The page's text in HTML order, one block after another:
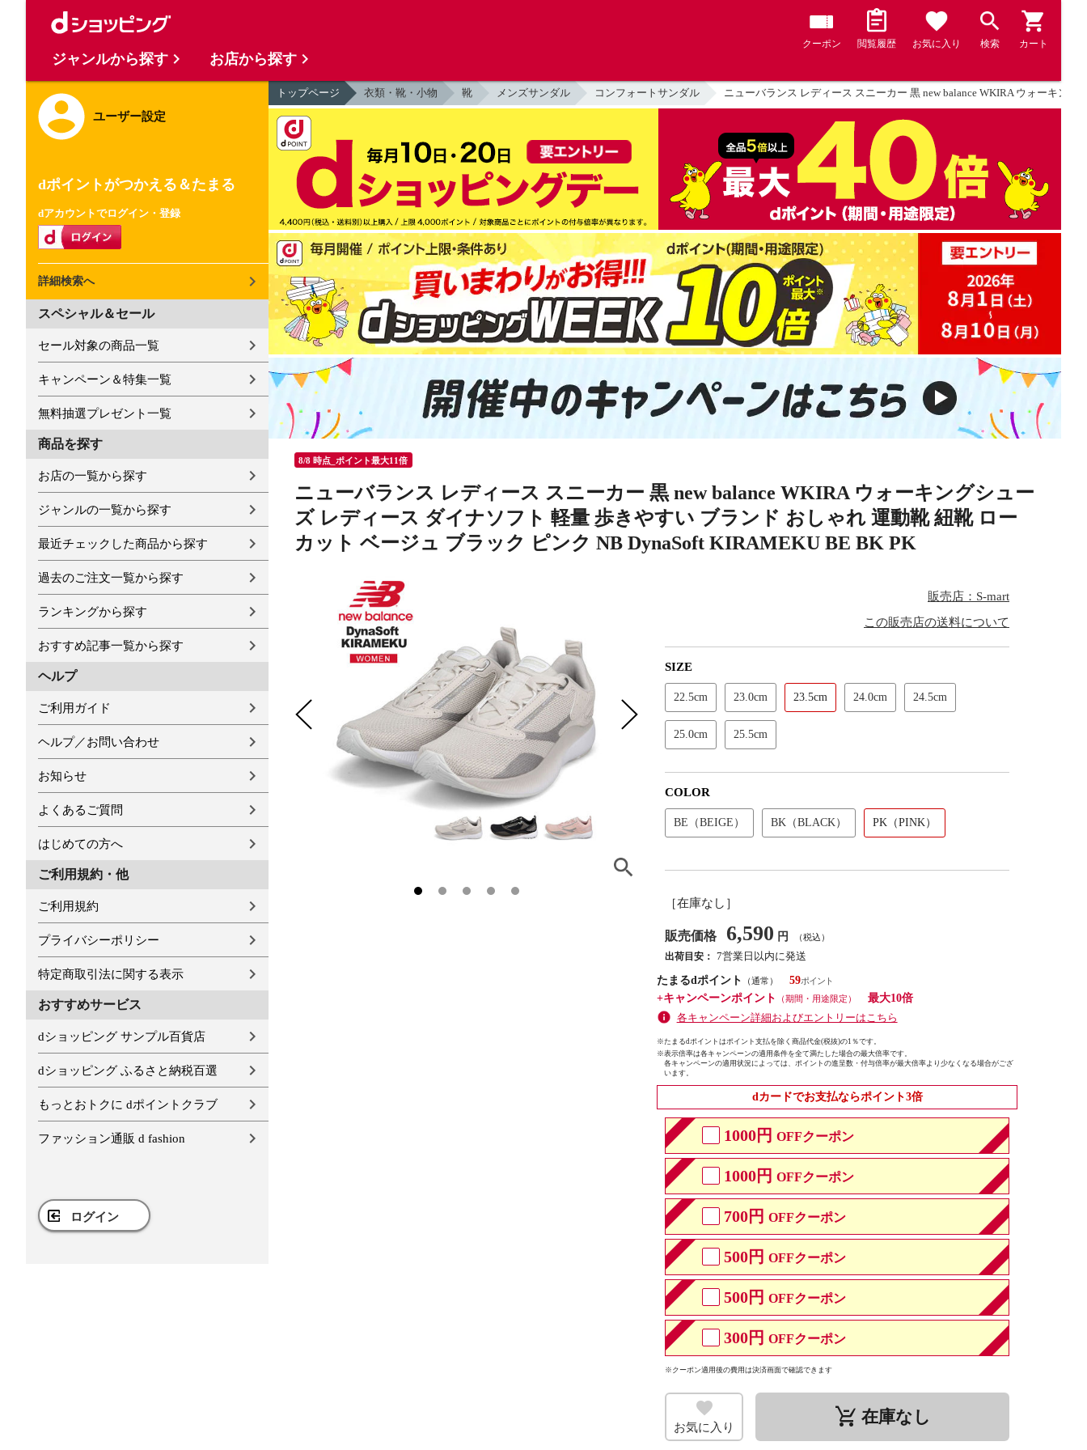
クーポン 閲覧履歴 お気に入り 検索 カート
ユーザー設定
dポイントがつかえる＆たまる
dアカウントでログイン・登録
詳細検索へ
スペシャル＆セール
セール対象の商品一覧
キャンペーン＆特集一覧
無料抽選プレゼント一覧
商品を探す
お店の一覧から探す
ジャンルの一覧から探す
最近チェックした商品から探す
過去のご注文一覧から探す
ランキングから探す
おすすめ記事一覧から探す
ヘルプ
ご利用ガイド
ヘルプ／お問い合わせ
お知らせ
よくあるご質問
はじめての方へ
ご利用規約・他
ご利用規約
プライバシーポリシー
特定商取引法に関する表示
おすすめサービス
dショッピング サンプル百貨店
dショッピング ふるさと納税百選
もっとおトクに dポイントクラブ
ファッション通販 d fashion
ログイン
トップページ 衣類・靴・小物 靴 メンズサンダル コンフォートサンダル ニューバランス レディース スニーカー 黒 new balance WKIRA ウォーキン
8/8 時点_ポイント最大11倍
ニューバランス レディース スニーカー 黒 new balance WKIRA ウォーキングシュー
ズ レディース ダイナソフト 軽量 歩きやすい ブランド おしゃれ 運動靴 紐靴 ロー
カット ベージュ ブラック ピンク NB DynaSoft KIRAMEKU BE BK PK
販売店：S-mart
この販売店の送料について
SIZE
22.5cm 23.0cm 23.5cm 24.0cm 24.5cm
25.0cm 25.5cm
COLOR
BE（BEIGE） BK（BLACK） PK（PINK）
［在庫なし］
販売価格 6,590 円 （税込）
出荷目安： 7営業日以内に発送
たまるdポイント
（通常）
59
+キャンペーンポイント
（期間・用途限定）
最大10倍
各キャンペーン詳細およびエントリーはこちら
※たまるdポイントはポイント支払を除く商品代金(税抜)の1％です。
※表示倍率は各キャンペーンの適用条件を全て満たした場合の最大倍率です。
各キャンペーンの適用状況によっては、ポイントの進呈数・付与倍率が最大倍率より少なくなる場合がござ
います。
dカードでお支払ならポイント3倍
1000円 OFFクーポン
1000円 OFFクーポン
700円 OFFクーポン
500円 OFFクーポン
500円 OFFクーポン
300円 OFFクーポン
※クーポン適用後の費用は決済画面で確認できます
お気に入り remove_shopping_cart 在庫なし
ジャンルから探す お店から探す